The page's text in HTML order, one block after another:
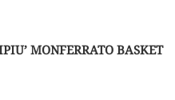
MONFERRATO BASKET